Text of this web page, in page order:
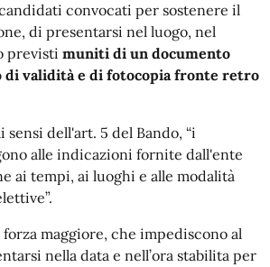
convocati per sostenere il
di presentarsi nel luogo, nel
previsti muniti di un documento
di validità e di fotocopia fronte retro
sensi dell'art. 5 del Bando, “i
alle indicazioni fornite dall'ente
ai tempi, ai luoghi e alle modalità
maggiore, che impediscono al
nella data e nell’ora stabilita per